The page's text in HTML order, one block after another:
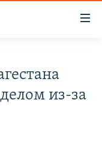
из-за